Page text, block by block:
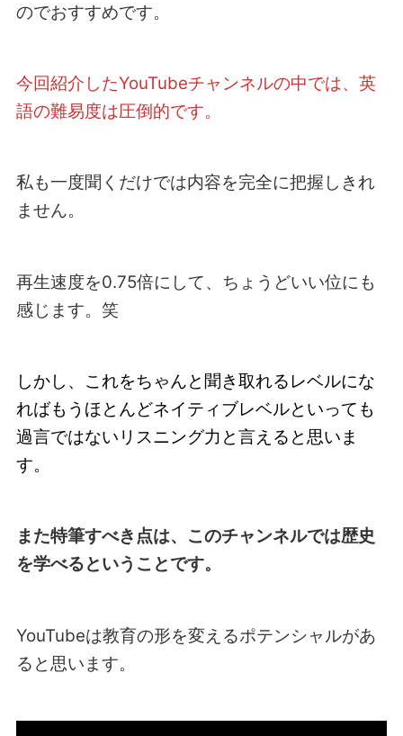
のでおすすめです。
今回紹介したYouTubeチャンネルの中では、英
語の難易度は圧倒的です。
私も一度聞くだけでは内容を完全に把握しきれ
ません。
再生速度を0.75倍にして、ちょうどいい位にも
感じます。笑
しかし、これをちゃんと聞き取れるレベルにな
ればもうほとんどネイティブレベルといっても
過言ではないリスニング力と言えると思いま
す。
また特筆すべき点は、このチャンネルでは歴史
を学べるということです。
YouTubeは教育の形を変えるポテンシャルがあ
ると思います。